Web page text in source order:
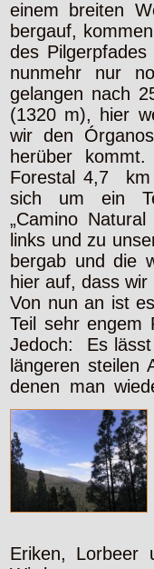
einem breiten
bergauf,
des
nunmehr nur
gelangen nach
(1320 m), hier
wir den
herüber kommt.
Forestal 4,7 km
sich um ein
„Camino
links und zu
bergab und die
hier auf, dass
Von nun an ist
Teil sehr engem
Jedoch: Es lässt
längeren steilen
denen man
Eriken, Lorbeer